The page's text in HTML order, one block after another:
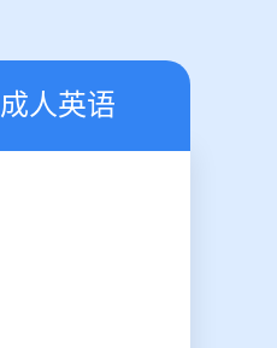
成人英语